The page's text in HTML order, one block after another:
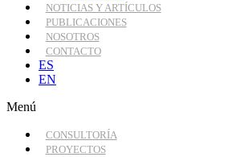
NOTICIAS Y ARTÍCULOS
PUBLICACIONES
NOSOTROS
CONTACTO
ES
EN
Menú
CONSULTORÍA
PROYECTOS